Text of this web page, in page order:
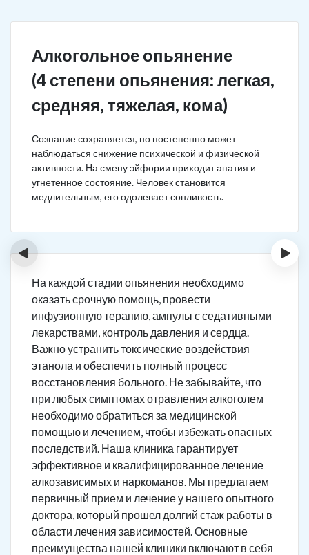
Алкогольное опьянение
(4 степени опьянения: легкая,
средняя, тяжелая, кома)
Сознание сохраняется, но постепенно может
наблюдаться снижение психической и физической
активности. На смену эйфории приходит апатия и
угнетенное состояние. Человек становится
медлительным, его одолевает сонливость.
‹ ›
На каждой стадии опьянения необходимо
оказать срочную помощь, провести
инфузионную терапию, ампулы с седативными
лекарствами, контроль давления и сердца.
Важно устранить токсические воздействия
этанола и обеспечить полный процесс
восстановления больного. Не забывайте, что
при любых симптомах отравления алкоголем
необходимо обратиться за медицинской
помощью и лечением, чтобы избежать опасных
последствий. Наша клиника гарантирует
эффективное и квалифицированное лечение
алкозависимых и наркоманов. Мы предлагаем
первичный прием и лечение у нашего опытного
доктора, который прошел долгий стаж работы в
области лечения зависимостей. Основные
преимущества нашей клиники включают в себя